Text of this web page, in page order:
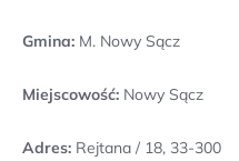
Gmina: M. Nowy Sącz
Miejscowość: Nowy Sącz
Adres: Rejtana / 18, 33-300